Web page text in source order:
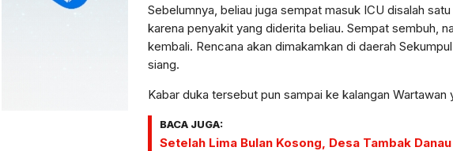
Sebelumnya, beliau juga sempat masuk ICU disalah
karena penyakit yang diderita beliau. Sempat sembuh,
kembali. Rencana akan dimakamkan di daerah
siang.
Kabar duka tersebut pun sampai ke kalangan Wartawan
BACA JUGA:
Setelah Lima Bulan Kosong, Desa Tambak